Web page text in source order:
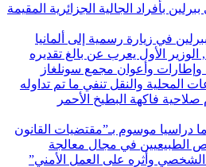
بأفراد الجالية الجزائرية المقيمة
في زيارة رسمية إلى ألمانيا
الأول يعرب عن بالغ تقديره
وإطارات وأعوان مجمع سونلغاز
المحلية والنقل تنفي ما تم تداوله
فاكهة البطيخ الأحمر
دراسيا موسوم بـ”مقتضيات القانون
الطبيعيين في مجال معالجة
الشخصي وأثره على العمل الأمني”